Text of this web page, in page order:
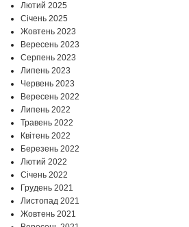
Лютий 2025
Січень 2025
Жовтень 2023
Вересень 2023
Серпень 2023
Липень 2023
Червень 2023
Вересень 2022
Липень 2022
Травень 2022
Квітень 2022
Березень 2022
Лютий 2022
Січень 2022
Грудень 2021
Листопад 2021
Жовтень 2021